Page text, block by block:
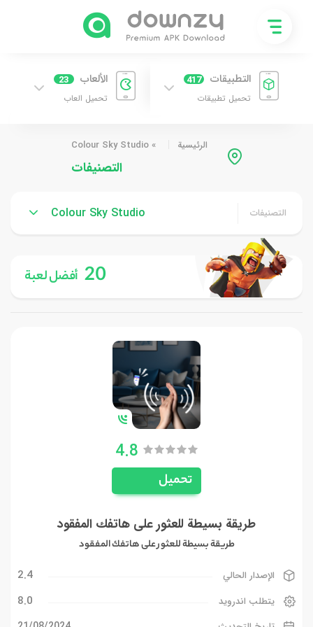
التطبيقات 417
تحميل تطبيقات
الألعاب 23
تحميل العاب
الرئيسية »
Colour Sky Studio
التصنيفات
التصنيفات Colour Sky Studio
20 أفضل لعبة
4.8
تحميل
طريقة بسيطة للعثور على هاتفك المفقود
طريقة بسيطة للعثور على هاتفك المفقود
الإصدار الحالي 2.4
يتطلب اندرويد 8.0